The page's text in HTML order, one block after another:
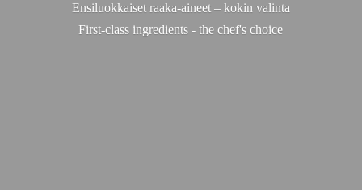
Ensiluokkaiset raaka-aineet – kokin valinta
First-class ingredients - the chef's choice